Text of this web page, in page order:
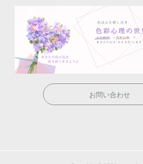
お問い合わせ